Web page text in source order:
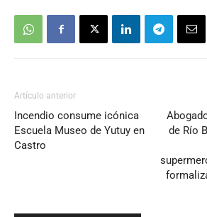
Artículo anterior
Incendio consume icónica
Escuela Museo de Yutuy en
Castro
de Río